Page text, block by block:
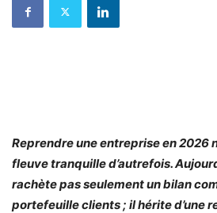
Reprendre une entreprise en 2026
fleuve tranquille d’autrefois.
rachète pas seulement un bilan
portefeuille clients ; il hérite d’une